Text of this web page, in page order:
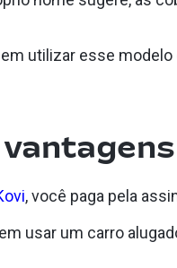
utilizar esse modelo
, você paga pela
usar um carro